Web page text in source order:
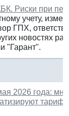
Риски при
учету,
ГПХ,
новостях
"Гарант".
2026 года: